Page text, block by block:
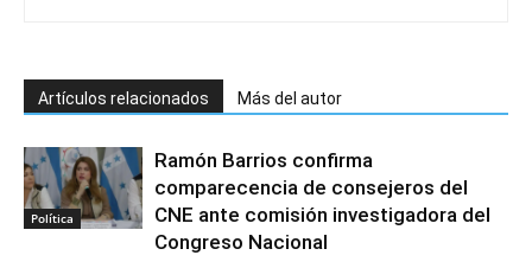
Artículos relacionados Más del autor
Política
Ramón Barrios confirma
comparecencia de consejeros del
CNE ante comisión investigadora del
Congreso Nacional